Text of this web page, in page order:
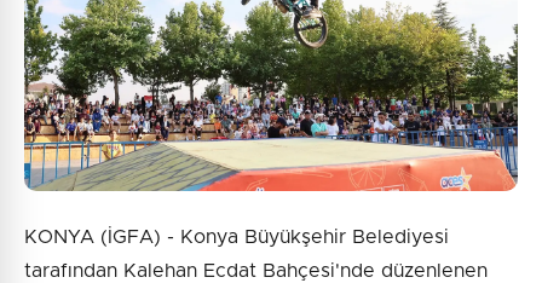
Gönder
KONYA (İGFA) - Konya Büyükşehir Belediyesi
tarafından Kalehan Ecdat Bahçesi'nde düzenlenen